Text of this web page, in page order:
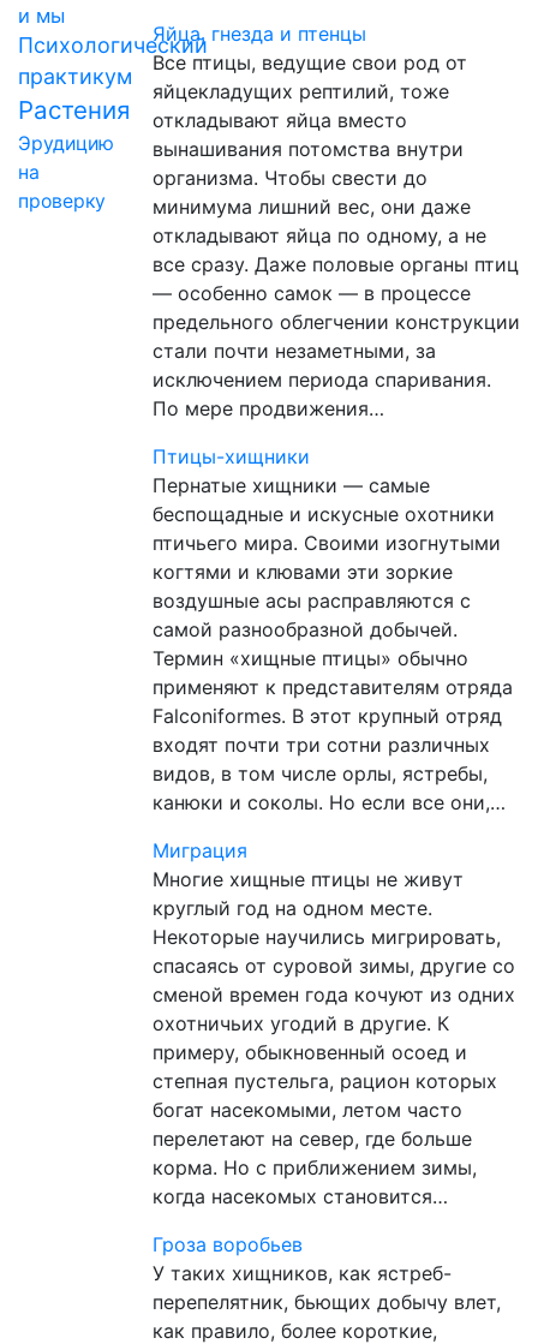
и мы
Психологический
практикум
Растения
Эрудицию
на
проверку
Яйца, гнезда и птенцы
Вce птицы, ведущие свои род от
яйцекладущих рептилий, тоже
откладывают яйца вместо
вынашивания потомства внутри
организма. Чтобы свести до
минимума лишний вес, они даже
откладывают яйца по одному, а не
все сpaзy. Даже половые органы птиц
— особенно самок — в процессе
предельного облегчении конструкции
стали почти незаметными, за
исключением периода спаривания.
По мере продвижения…
Птицы-хищники
Пернатые хищники — самые
беспощадные и искусные охотники
птичьего мира. Своими изогнутыми
когтями и клювами эти зоркие
воздушные асы расправляются с
самой разнообразной добычей.
Термин «хищные птицы» обычно
применяют к представителям отряда
Falconiformes. В этот крупный отряд
входят почти три сотни различных
видов, в том числе орлы, ястребы,
канюки и соколы. Но если все они,…
Миграция
Многие хищные птицы не живут
круглый год на одном месте.
Некоторые научились мигрировать,
спасаясь от суровой зимы, другие со
сменой времен года кочуют из одних
охотничьих угодий в другие. К
примеру, обыкновенный осоед и
степная пустельга, рацион которых
богат насекомыми, летом часто
перелетают на север, где больше
корма. Но с приближением зимы,
когда насекомых становится…
Гроза воробьев
У таких хищников, как ястреб-
перепелятник, бьющих добычу влет,
как правило, более короткие,